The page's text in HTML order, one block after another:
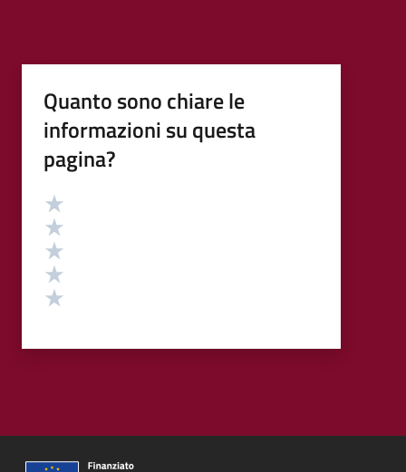
Quanto sono chiare le
informazioni su questa
pagina?
Valutazione